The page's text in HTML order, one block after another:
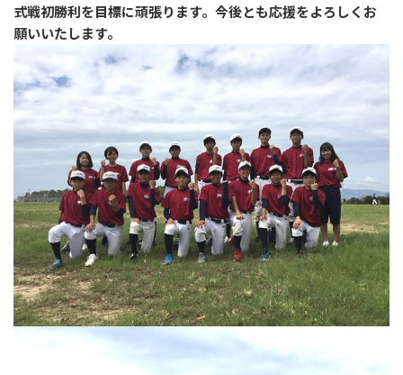
式戦初勝利を目標に頑張ります。今後とも応援をよろしくお
願いいたします。